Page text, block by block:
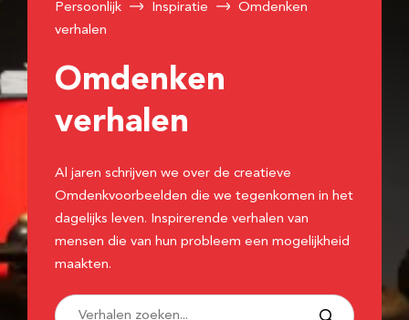
Persoonlijk Inspiratie
Omdenken
verhalen
Omdenken
verhalen
Al jaren schrijven we over de creatieve
Omdenkvoorbeelden die we tegenkomen in het
dagelijks leven. Inspirerende verhalen van
mensen die van hun probleem een mogelijkheid
maakten.